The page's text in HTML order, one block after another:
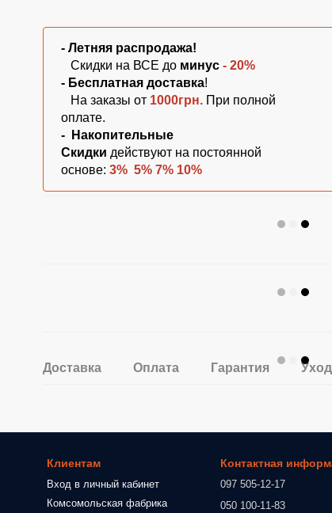
- Летняя распродажа!
Скидки на ВСЕ до минус - 20%
- Бесплатная доставка!
На заказы от 1000грн. При полной
оплате.
-
Накопительные
Скидки действуют на постоянной
основе: 3% 5% 7% 10%
Доставка Оплата Гарантия
Клиентам
Вход в личный кабинет
Комсомольская фабрика
Контактная
097 505-12-17
050 100-11-83